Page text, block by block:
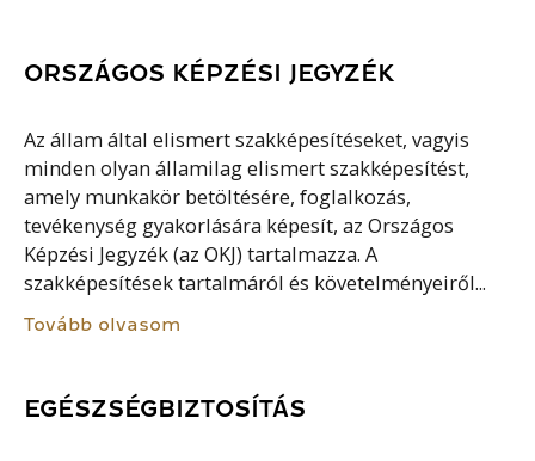
ORSZÁGOS KÉPZÉSI JEGYZÉK
Az állam által elismert szakképesítéseket, vagyis
minden olyan államilag elismert szakképesítést,
amely munkakör betöltésére, foglalkozás,
tevékenység gyakorlására képesít, az Országos
Képzési Jegyzék (az OKJ) tartalmazza. A
szakképesítések tartalmáról és követelményeiről...
Tovább olvasom
EGÉSZSÉGBIZTOSÍTÁS